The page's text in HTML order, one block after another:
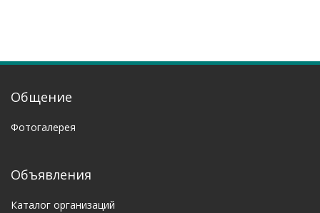
Общение
Фотогалерея
Объявления
Каталог организаций